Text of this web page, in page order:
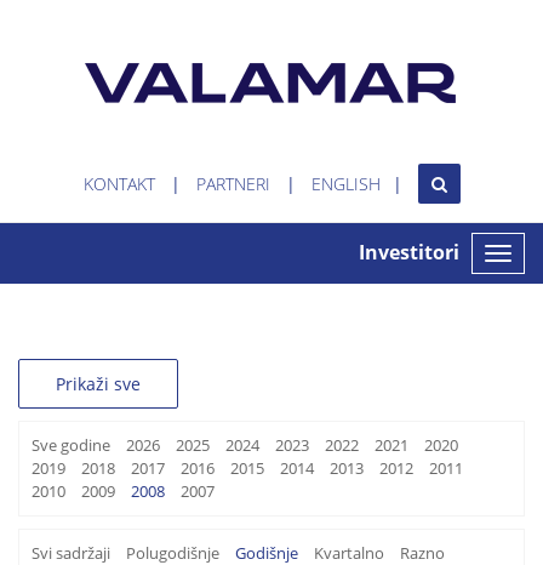
KONTAKT PARTNERI ENGLISH
Toggle
Investitori
Prikaži sve
Sve godine 2026 2025 2024 2023 2022 2021
2020
2019
2018 2017 2016 2015 2014 2013 2012
2011
2010
2009 2008 2007
Svi sadržaji Polugodišnje Godišnje Kvartalno Razno